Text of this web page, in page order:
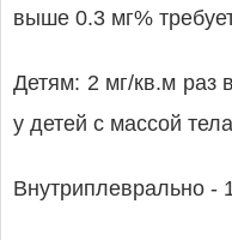
выше 0.3 мг%
Детям: 2 мг/кв.м раз
у детей с массой
Внутриплеврально -